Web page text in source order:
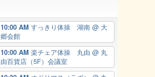
10:00 AM すっきり体操 湖南 @ 大
郷会館
10:00 AM 楽チェア体操 丸由 @ 丸
由百貨店（5F）会議室